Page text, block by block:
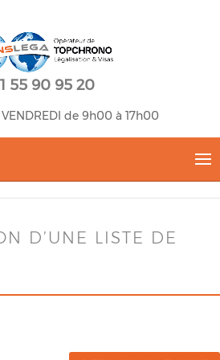
55 90 95 20
de 9h00 à 17h00
D’UNE LISTE DE